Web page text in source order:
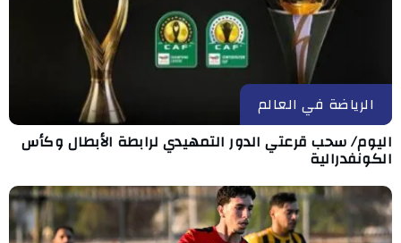
الرياضة في العالم
اليوم/ سحب قرعتي الدور التمهيدي لرابطة الأبطال وكأس
الكونفدرالية